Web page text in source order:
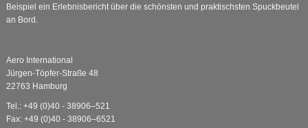
Beispiel ein Erlebnisbericht über die schönsten und praktischsten Spuckbeutel
an Bord.
Aero International
Jürgen-Töpfer-Straße 48
22763 Hamburg
Tel.: +49 (0)40 - 38906–521
Fax: +49 (0)40 - 38906–6521